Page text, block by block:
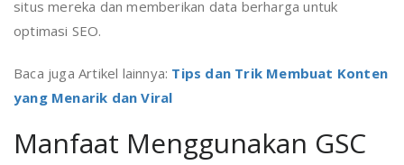
situs mereka dan memberikan data berharga untuk
optimasi SEO.
Baca juga Artikel lainnya: Tips dan Trik Membuat Konten
yang Menarik dan Viral
Manfaat Menggunakan GSC